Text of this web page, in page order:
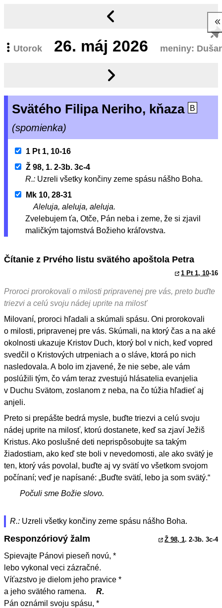
Utorok 26. máj 2026 meniny:
Svätého Filipa Neriho, kňaza B
(spomienka)
1 Pt 1, 10-16
Ž 98, 1. 2-3b. 3c-4
R.: Uzreli všetky končiny zeme spásu nášho Boha.
Mk 10, 28-31
Aleluja, aleluja, aleluja.
Zvelebujem ťa, Otče, Pán neba i zeme, že si zjavil
maličkým tajomstvá Božieho kráľovstva.
Čítanie z Prvého listu svätého apoštola Petra
1 Pt 1, 10-16
Proroci prorokovali o milosti pripravenej pre vás, preto buďte
triezvi a celú svoju nádej uprite na milosť
Milovaní, proroci hľadali a skúmali spásu. Oni prorokovali
o milosti, pripravenej pre vás. Skúmali, na ktorý čas a na aké
okolnosti ukazuje Kristov Duch, ktorý bol v nich, keď vopred
svedčil o Kristových utrpeniach a o sláve, ktorá po nich
nasledovala. A bolo im zjavené, že nie sebe, ale vám
poslúžili tým, čo vám teraz zvestujú hlásatelia evanjelia
v Duchu Svätom, zoslanom z neba, na čo túžia hľadieť aj
anjeli.
Preto si prepášte bedrá mysle, buďte triezvi a celú svoju
nádej uprite na milosť, ktorú dostanete, keď sa zjaví Ježiš
Kristus. Ako poslušné deti neprispôsobujte sa takým
žiadostiam, ako keď ste boli v nevedomosti, ale ako svätý je
ten, ktorý vás povolal, buďte aj vy svätí vo všetkom svojom
počínaní; veď je napísané: „Buďte svätí, lebo ja som svätý.“
Počuli sme Božie slovo.
R.: Uzreli všetky končiny zeme spásu nášho Boha.
Responzóriový žalm Ž 98, 1. 2-3b. 3c-4
Spievajte Pánovi pieseň novú, *
lebo vykonal veci zázračné.
Víťazstvo je dielom jeho pravice *
a jeho svätého ramena.
R.
Pán oznámil svoju spásu, *